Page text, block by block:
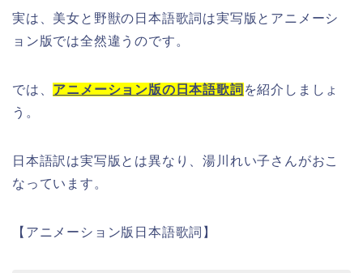
実は、美女と野獣の日本語歌詞は実写版とアニメーシ
ョン版では全然違うのです。
では、 アニメーション版の日本語歌詞 を紹介しましょ
う。
日本語訳は実写版とは異なり、湯川れい子さんがおこ
なっています。
【アニメーション版日本語歌詞】